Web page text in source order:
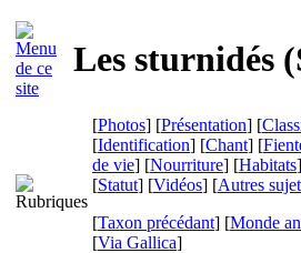
Les sturnidés (
[Photos] [Présentation] [
[Identification] [Chant] [
de vie] [Nourriture] [Habitats
[Statut] [Vidéos] [Autres
[Taxon précédant] [Monde
[Via Gallica]